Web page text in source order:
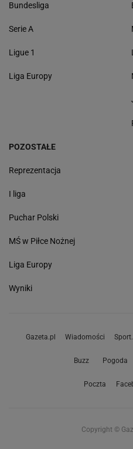
Bundesliga
Serie A
Ligue 1
Liga Europy
POZOSTAŁE
Reprezentacja
I liga
Puchar Polski
MŚ w Piłce Nożnej
Liga Europy
Wyniki
Gazeta.pl Wiadomości
Buzz Pogoda
Poczta
Copyright ©